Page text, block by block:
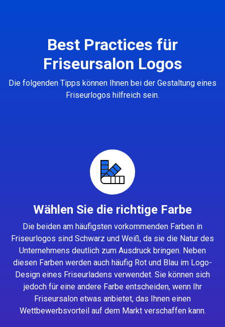
Best Practices für
Friseursalon Logos
Die folgenden Tipps können Ihnen bei der Gestaltung eines
Friseurlogos hilfreich sein.
Wählen Sie die richtige Farbe
Die beiden am häufigsten vorkommenden Farben in
Friseurlogos sind Schwarz und Weiß, da sie die Natur des
Unternehmens deutlich zum Ausdruck bringen. Neben
diesen Farben werden auch häufig Rot und Blau im Logo-
Design eines Friseurladens verwendet. Sie können sich
jedoch für eine andere Farbe entscheiden, wenn Ihr
Friseursalon etwas anbietet, das Ihnen einen
Wettbewerbsvorteil auf dem Markt verschaffen kann.